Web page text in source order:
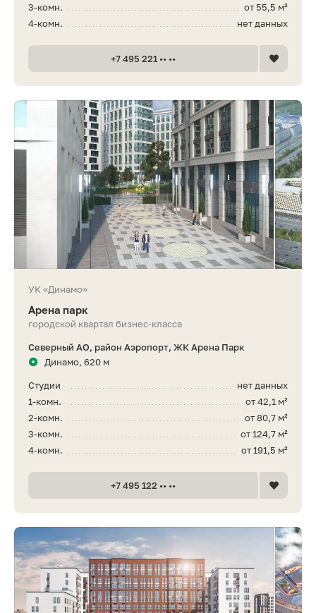
от 55,5 м²
3-комн.
нет данных
4-комн.
+7 495 221 •• ••
УК «Динамо»
Арена парк
городской квартал бизнес-класса
Северный АО, район Аэропорт, ЖК Арена Парк
Динамо, 620 м
нет данных
Студии
от 42,1 м²
1-комн.
от 80,7 м²
2-комн.
от 124,7 м²
3-комн.
от 191,5 м²
4-комн.
+7 495 122 •• ••